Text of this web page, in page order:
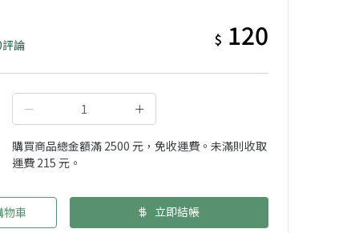
論 $ 120
購買商品總金額滿 2500 元，免收運費。未滿則收取
運費 215 元。
物車 立即結帳